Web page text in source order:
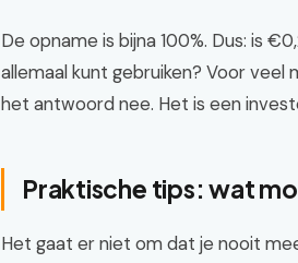
De opname is bijna 100%. Dus: is
allemaal kunt gebruiken? Voor veel
het antwoord nee. Het is een
Praktische tips: wat
Het gaat er niet om dat je nooit